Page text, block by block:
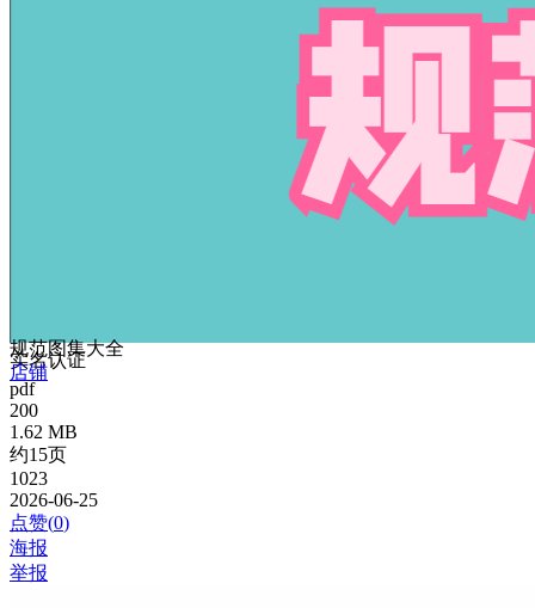
规范图集大全
实名认证
店铺
pdf
200
1.62 MB
约15页
1023
2026-06-25
点赞(0)
海报
举报